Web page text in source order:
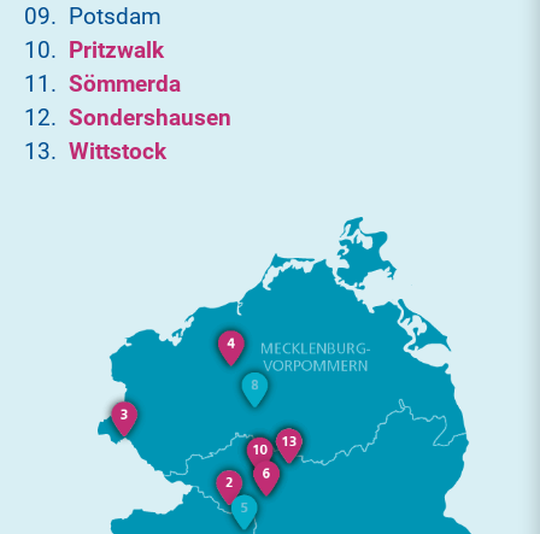
Potsdam
Pritzwalk
Sömmerda
Sondershausen
Wittstock